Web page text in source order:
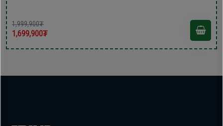
1,999,900₮
1,699,900₮